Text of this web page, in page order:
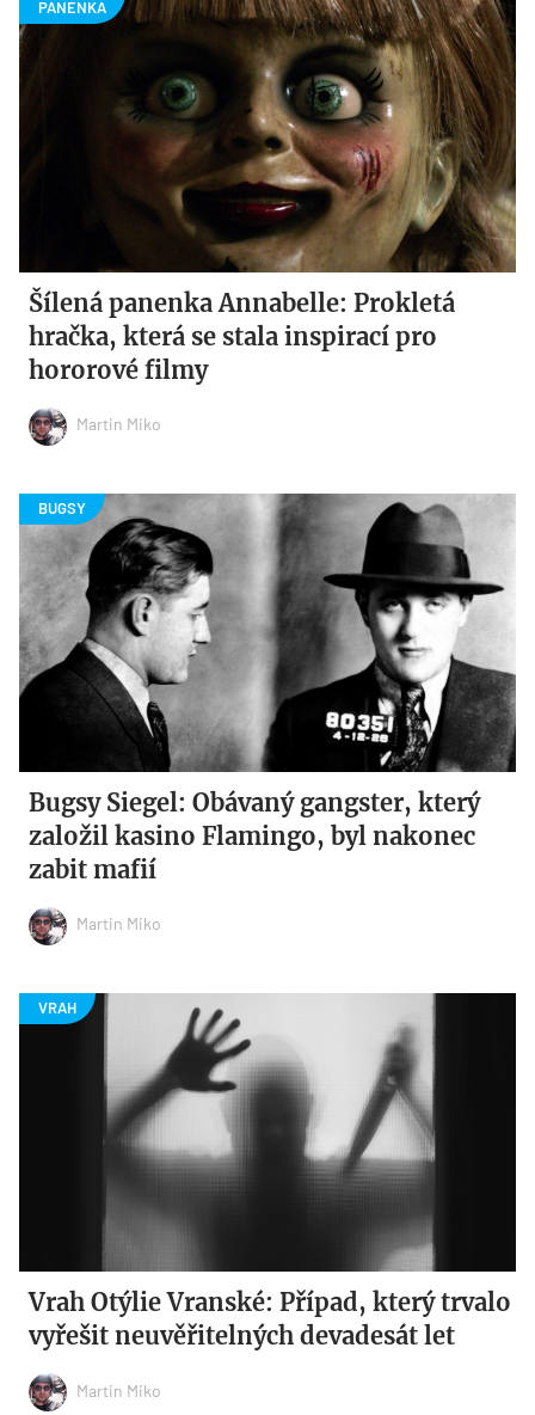
Šílená panenka Annabelle: Prokletá
hračka, která se stala inspirací pro
hororové filmy
Martin Miko
Bugsy Siegel: Obávaný gangster, který
založil kasino Flamingo, byl nakonec
zabit mafií
Martin Miko
Vrah Otýlie Vranské: Případ, který trvalo
vyřešit neuvěřitelných devadesát let
Martin Miko